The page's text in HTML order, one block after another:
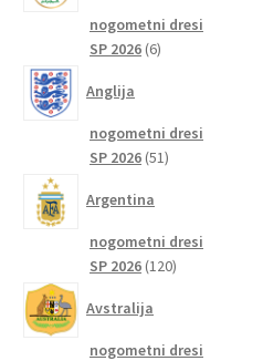
nogometni dresi
SP 2026 66
Anglija
nogometni dresi
SP 2026 5151
Argentina
nogometni dresi
SP 2026 120120
Avstralija
nogometni dresi